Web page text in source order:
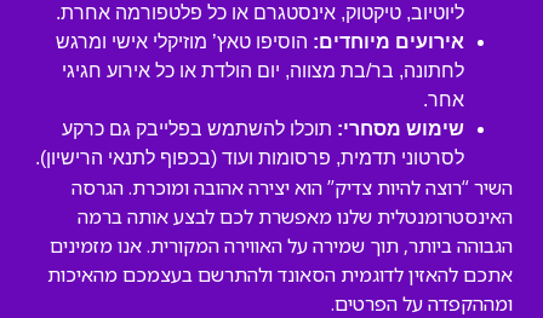
ליוטיוב, טיקטוק, אינסטגרם או כל פלטפורמה אחרת.
אירועים מיוחדים: הוסיפו טאץ’ מוזיקלי אישי ומרגש
לחתונה, בר/בת מצווה, יום הולדת או כל אירוע חגיגי
אחר.
שימוש מסחרי: תוכלו להשתמש בפלייבק גם כרקע
לסרטוני תדמית, פרסומות ועוד (בכפוף לתנאי הרישיון).
השיר “רוצה להיות צדיק” הוא יצירה אהובה ומוכרת. הגרסה
האינסטרומנטלית שלנו מאפשרת לכם לבצע אותה ברמה
הגבוהה ביותר, תוך שמירה על האווירה המקורית. אנו מזמינים
אתכם להאזין לדוגמית הסאונד ולהתרשם בעצמכם מהאיכות
ומההקפדה על הפרטים.